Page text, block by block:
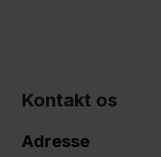
Kontakt os
Adresse